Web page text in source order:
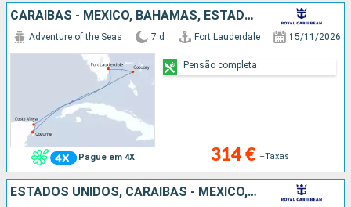
CARAIBAS - MEXICO, BAHAMAS, ESTADOS UNIDOS
Pague em 4X
Adventure of the Seas 7 d Fort Lauderdale 15/11/2026
314 € +Taxas
Pensão completa
ESTADOS UNIDOS, CARAIBAS - MEXICO, BAHAMAS